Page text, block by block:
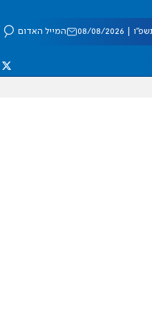
08/2026 המייל האדום